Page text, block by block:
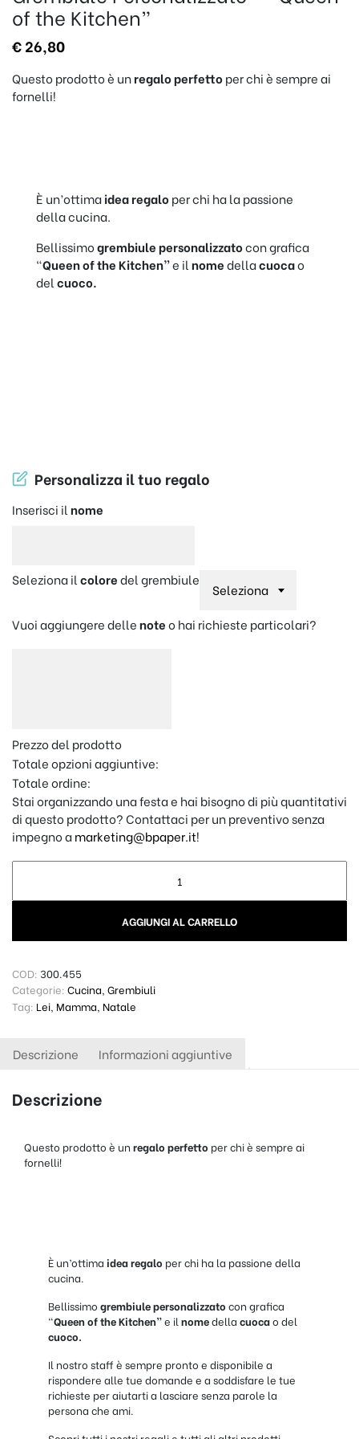
of the Kitchen”
€26,80
Questo prodotto è unregalo perfettoper chi è sempre ai
fornelli!
È un’ottimaidea regaloper chi ha la passione
della cucina.
Bellissimogrembiule personalizzatocon grafica
“Queen of the Kitchen”e il nomedellacuocao
del cuoco.
Personalizza il tuo regalo
Inserisci il nome
Seleziona il coloredel grembiule
Vuoi aggiungere dellenoteo hai richieste particolari?
Prezzo del prodotto
Totale opzioni aggiuntive:
Totale ordine:
Stai organizzando una festa e hai bisogno di più quantitativi
di questo prodotto? Contattaci per un preventivo senza
impegno amarketing@bpaper.it!
AGGIUNGI AL CARRELLO
COD: 300.455
Categorie: Cucina, Grembiuli
Tag: Lei Mamma Natale
Descrizione Informazioni aggiuntive
Descrizione
Questo prodotto è un regalo perfetto per chi è sempre ai
fornelli!
È un’ottima idea regalo per chi ha la passione della
cucina.
Bellissimo grembiule personalizzato con grafica
“Queen of the Kitchen”e il nomedella cuocao del
cuoco.
Il nostro staff è sempre pronto e disponibile a
rispondere alle tue domande e a soddisfare le tue
richieste per aiutarti a lasciare senza parole la
persona che ami.